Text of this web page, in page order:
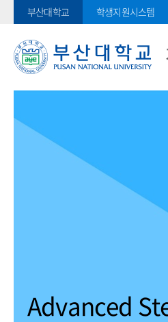
부산대학교 학생지원시스템
Advanced